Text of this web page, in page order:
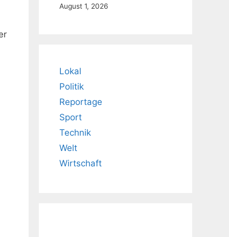
August 1, 2026
Lokal
Politik
Reportage
Sport
Technik
Welt
Wirtschaft